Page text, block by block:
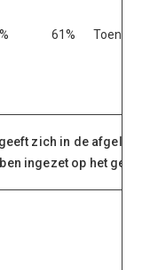
61% Toename
zich in de afgelopen
ingezet op het gebied